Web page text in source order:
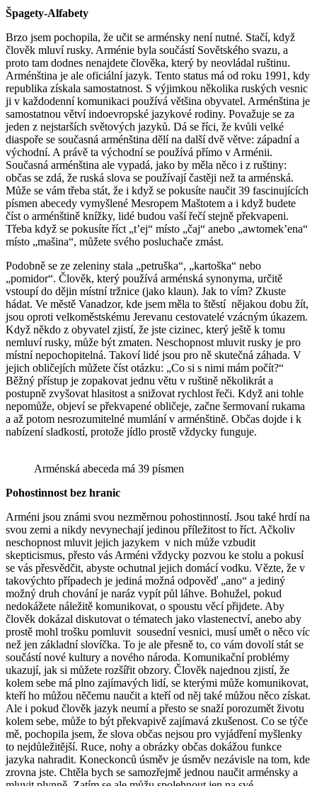
Špagety-Alfabety
Brzo jsem pochopila, že učit se arménsky není nutné. Stačí, když
člověk mluví rusky. Arménie byla součástí Sovětského svazu, a
proto tam dodnes nenajdete člověka, který by neovládal ruštinu.
Arménština je ale oficiální jazyk. Tento status má od roku 1991, kdy
republika získala samostatnost. S výjimkou několika ruských vesnic
ji v každodenní komunikaci používá většina obyvatel. Arménština je
samostatnou větví indoevropské jazykové rodiny. Považuje se za
jeden z nejstarších světových jazyků. Dá se říci, že kvůli velké
diaspoře se současná arménština dělí na další dvě větve: západní a
východní. A právě ta východní se používá přímo v Arménii.
Současná arménština ale vypadá, jako by měla něco i z ruštiny:
občas se zdá, že ruská slova se používají častěji než ta arménská.
Může se vám třeba stát, že i když se pokusíte naučit 39 fascinujících
písmen abecedy vymyšlené Mesropem Maštotem a i když budete
číst o arménštině knížky, lidé budou vaší řečí stejně překvapeni.
Třeba když se pokusíte říct „t’ej“ místo „čaj“ anebo „awtomek’ena“
místo „mašina“, můžete svého posluchače zmást.
Podobně se ze zeleniny stala „petruška“, „kartoška“ nebo
„pomidor“. Člověk, který používá arménská synonyma, určitě
vstoupí do dějin místní tržnice (jako klaun). Jak to vím? Zkuste
hádat. Ve městě Vanadzor, kde jsem měla to štěstí nějakou dobu žít,
jsou oproti velkoměstskému Jerevanu cestovatelé vzácným úkazem.
Když někdo z obyvatel zjistí, že jste cizinec, který ještě k tomu
nemluví rusky, může být zmaten. Neschopnost mluvit rusky je pro
místní nepochopitelná. Takoví lidé jsou pro ně skutečná záhada. V
jejich obličejích můžete číst otázku: „Co si s nimi mám počít?“
Běžný přístup je zopakovat jednu větu v ruštině několikrát a
postupně zvyšovat hlasitost a snižovat rychlost řeči. Když ani tohle
nepomůže, objeví se překvapené obličeje, začne šermovaní rukama
a až potom nesrozumitelné mumlání v arménštině. Občas dojde i k
nabízení sladkostí, protože jídlo prostě vždycky funguje.
Arménská abeceda má 39 písmen
Pohostinnost bez hranic
Arméni jsou známi svou nezměrnou pohostinností. Jsou také hrdí na
svou zemi a nikdy nevynechají jedinou příležitost to říct. Ačkoliv
neschopnost mluvit jejich jazykem v nich může vzbudit
skepticismus, přesto vás Arméni vždycky pozvou ke stolu a pokusí
se vás přesvědčit, abyste ochutnal jejich domácí vodku. Vězte, že v
takovýchto případech je jediná možná odpověď „ano“ a jediný
možný druh chování je naráz vypít půl láhve. Bohužel, pokud
nedokážete náležitě komunikovat, o spoustu věcí přijdete. Aby
člověk dokázal diskutovat o tématech jako vlastenectví, anebo aby
prostě mohl trošku pomluvit sousední vesnici, musí umět o něco víc
než jen základní slovíčka. To je ale přesně to, co vám dovolí stát se
součástí nové kultury a nového národa. Komunikační problémy
ukazují, jak si můžete rozšířit obzory. Člověk najednou zjistí, že
kolem sebe má plno zajímavých lidí, se kterými může komunikovat,
kteří ho můžou něčemu naučit a kteří od něj také můžou něco získat.
Ale i pokud člověk jazyk neumí a přesto se snaží porozumět životu
kolem sebe, může to být překvapivě zajímavá zkušenost. Co se týče
mě, pochopila jsem, že slova občas nejsou pro vyjádření myšlenky
to nejdůležitější. Ruce, nohy a obrázky občas dokážou funkce
jazyka nahradit. Koneckonců úsměv je úsměv nezávisle na tom, kde
zrovna jste. Chtěla bych se samozřejmě jednou naučit arménsky a